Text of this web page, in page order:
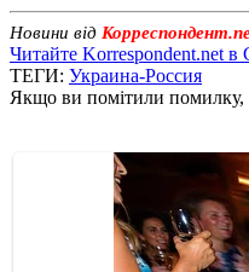
Новини від
Читайте Korrespondent.net в
ТЕГИ: Украина-Россия
Якщо ви помітили помилку,